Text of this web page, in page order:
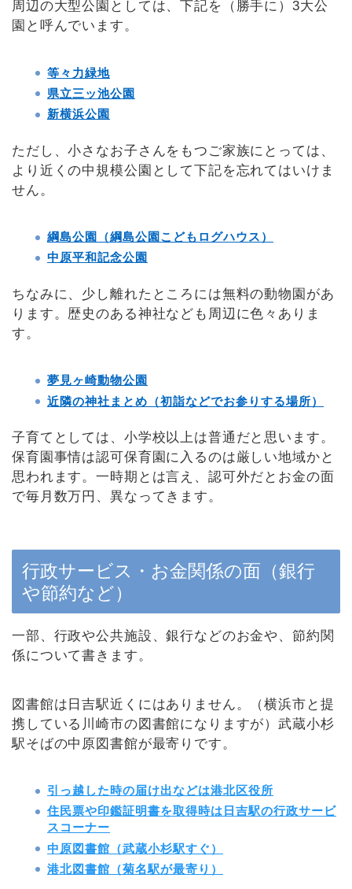
周辺の大型公園としては、下記を（勝手に）3大公
園と呼んでいます。
等々力緑地
県立三ッ池公園
新横浜公園
ただし、小さなお子さんをもつご家族にとっては、
より近くの中規模公園として下記を忘れてはいけま
せん。
綱島公園（綱島公園こどもログハウス）
中原平和記念公園
ちなみに、少し離れたところには無料の動物園があ
ります。歴史のある神社なども周辺に色々ありま
す。
夢見ヶ崎動物公園
近隣の神社まとめ（初詣などでお参りする場所）
子育てとしては、小学校以上は普通だと思います。
保育園事情は認可保育園に入るのは厳しい地域かと
思われます。一時期とは言え、認可外だとお金の面
で毎月数万円、異なってきます。
行政サービス・お金関係の面（銀行
や節約など）
一部、行政や公共施設、銀行などのお金や、節約関
係について書きます。
図書館は日吉駅近くにはありません。（横浜市と提
携している川崎市の図書館になりますが）武蔵小杉
駅そばの中原図書館が最寄りです。
引っ越した時の届け出などは港北区役所
住民票や印鑑証明書を取得時は日吉駅の行政サービ
スコーナー
中原図書館（武蔵小杉駅すぐ）
港北図書館（菊名駅が最寄り）